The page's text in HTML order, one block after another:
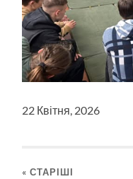
22 Квітня, 2026
« СТАРІШІ